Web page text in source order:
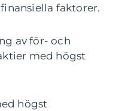
faktorer.
av för- och
med högst
högst